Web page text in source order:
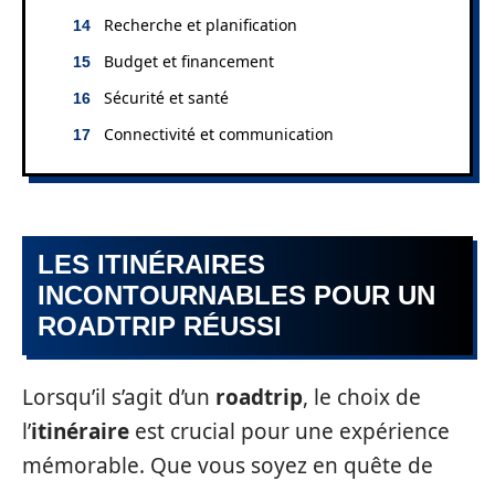
Recherche et planification
Budget et financement
Sécurité et santé
Connectivité et communication
LES ITINÉRAIRES
INCONTOURNABLES POUR UN
ROADTRIP RÉUSSI
Lorsqu’il s’agit d’un roadtrip, le choix de
l’itinéraire est crucial pour une expérience
mémorable. Que vous soyez en quête de